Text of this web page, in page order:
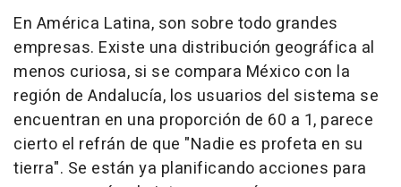
En América Latina, son sobre todo grandes
empresas. Existe una distribución geográfica al
menos curiosa, si se compara México con la
región de Andalucía, los usuarios del sistema se
encuentran en una proporción de 60 a 1, parece
cierto el refrán de que "Nadie es profeta en su
tierra". Se están ya planificando acciones para